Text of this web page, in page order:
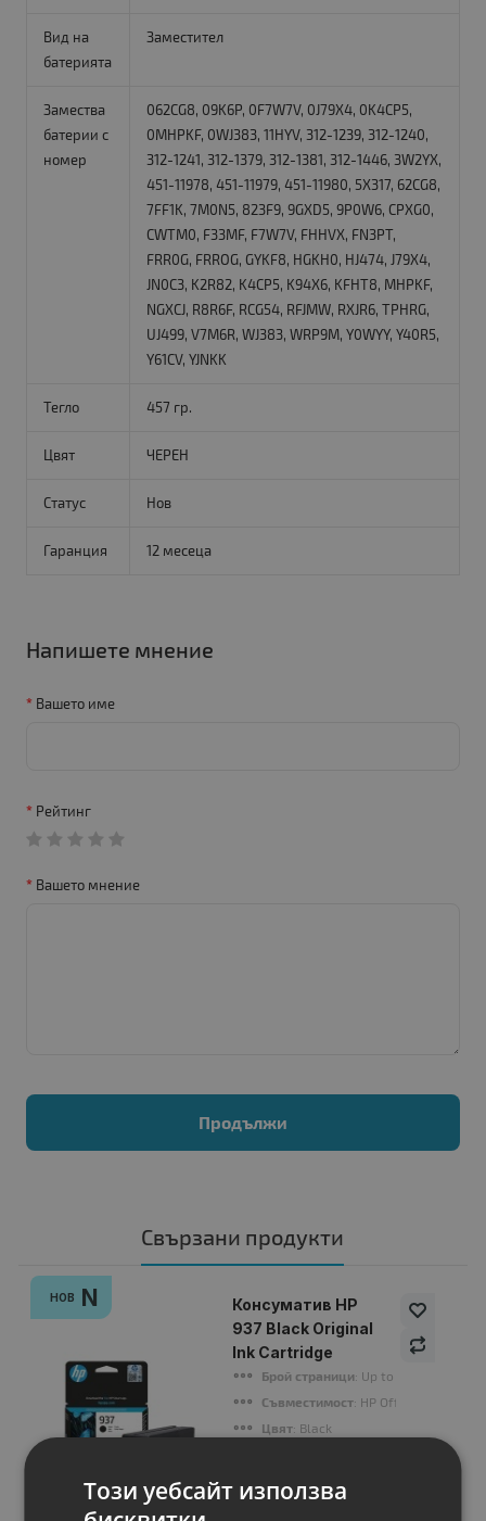
Вид на
батерията
Заместител
Замества
батерии с
номер
062CG8, 09K6P, 0F7W7V, 0J79X4, 0K4CP5,
0MHPKF, 0WJ383, 11HYV, 312-1239, 312-1240,
312-1241, 312-1379, 312-1381, 312-1446, 3W2YX,
451-11978, 451-11979, 451-11980, 5X317, 62CG8,
7FF1K, 7M0N5, 823F9, 9GXD5, 9P0W6, CPXG0,
CWTM0, F33MF, F7W7V, FHHVX, FN3PT,
FRR0G, FRROG, GYKF8, HGKH0, HJ474, J79X4,
JN0C3, K2R82, K4CP5, K94X6, KFHT8, MHPKF,
NGXCJ, R8R6F, RCG54, RFJMW, RXJR6, TPHRG,
UJ499, V7M6R, WJ383, WRP9M, Y0WYY, Y40R5,
Y61CV, YJNKK
Тегло 457 гр.
Цвят ЧЕРЕН
Статус Нов
Гаранция 12 месеца
Напишете мнение
Вашето име
Рейтинг
Вашето мнение
Продължи
Свързани продукти
НОВ N
Консуматив HP
937 Black Original
Ink Cartridge
Брой страници: Up to 1250
Съвместимост: HP OfficeJet Pro
Цвят: Black
Този уебсайт използва